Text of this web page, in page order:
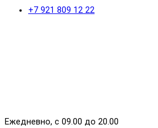
+7 921 809 12 22
Ежедневно, с 09.00 до 20.00